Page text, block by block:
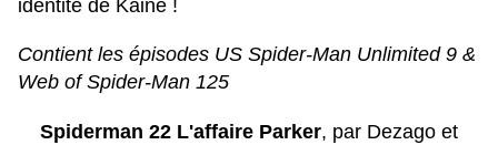
identité de Kaine !
Contient les épisodes US Spider-Man Unlimited 9 &
Web of Spider-Man 125
Spiderman 22 L'affaire Parker, par Dezago et